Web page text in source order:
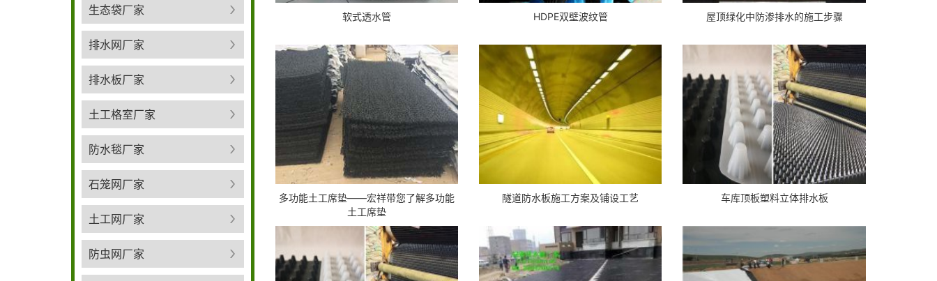
生态袋厂家
排水网厂家
排水板厂家
土工格室厂家
防水毯厂家
石笼网厂家
土工网厂家
防虫网厂家
软式透水管 HDPE双壁波纹管 屋顶绿化中防渗排水的施工步骤
多功能土工席垫——宏祥带您了解多功能
土工席垫
隧道防水板施工方案及铺设工艺 车库顶板塑料立体排水板